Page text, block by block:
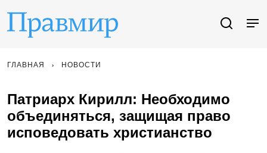
ГЛАВНАЯ НОВОСТИ
Патриарх Кирилл: Необходимо
объединяться, защищая право
исповедовать христианство